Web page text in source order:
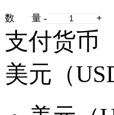
数 量 - +
支付货币
美元（